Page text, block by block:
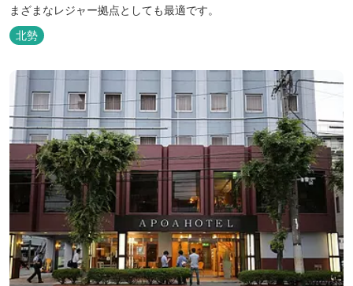
まざまなレジャー拠点としても最適です。
北勢